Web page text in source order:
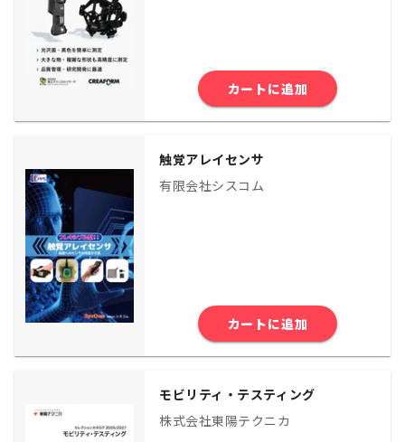
カートに追加
触覚アレイセンサ
有限会社シスコム
カートに追加
モビリティ・テスティング
株式会社東陽テクニカ